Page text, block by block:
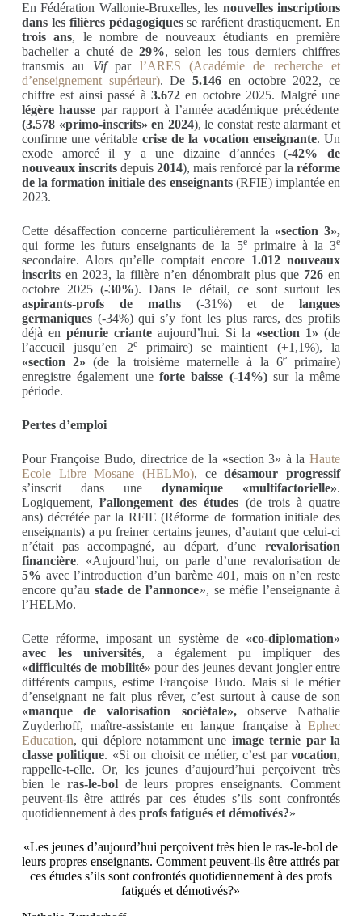
En Fédération Wallonie-Bruxelles, les nouvelles inscriptions
dans les filières pédagogiquesse raréfient drastiquement. En
trois ans, le nombre de nouveaux étudiants en première
bachelier a chuté de 29%, selon les tous derniers chiffres
transmis au Vifpar l’ARES (Académie de recherche et
d’enseignement supérieur). De5.146 en octobre 2022, ce
chiffre est ainsi passé à 3.672en octobre 2025. Malgré une
légère hausse par rapport à l’année académique précédente
(3.578 «primo-inscrits» en 2024), le constat reste alarmant et
confirme une véritable crise de la vocation enseignante. Un
exode amorcé il y a une dizaine d’années (-42% de
nouveaux inscrits depuis 2014), mais renforcé par laréforme
de la formation initiale des enseignants (RFIE) implantée en
2023.
Cette désaffection concerne particulièrement la «section 3»,
qui forme les futurs enseignants de la 5eprimaire à la 3e
secondaire. Alors qu’elle comptait encore 1.012 nouveaux
inscritsen 2023, la filière n’en dénombrait plus que 726en
octobre 2025 (-30%). Dans le détail, ce sont surtout les
aspirants-profs de maths(-31%) et delangues
germaniques (-34%) qui s’y font les plus rares, des profils
déjà en pénurie crianteaujourd’hui. Si la «section 1» (de
l’accueil jusqu’en 2eprimaire) se maintient (+1,1%), la
«section 2» (de la troisième maternelle à la 6eprimaire)
enregistre également uneforte baisse (-14%)sur la même
période.
Pertes d’emploi
Pour Françoise Budo, directrice de la «section 3» à laHaute
Ecole Libre Mosane (HELMo), cedésamour progressif
s’inscrit dans unedynamique «multifactorielle».
Logiquement,l’allongement des études (de trois à quatre
ans) décrétée par la RFIE (Réforme de formation initiale des
enseignants) a pu freiner certains jeunes, d’autant que celui-ci
n’était pas accompagné, au départ, d’unerevalorisation
financière. «Aujourd’hui, on parle d’une revalorisation de
5% avec l’introduction d’un barème 401, mais on n’en reste
encore qu’austade de l’annonce», se méfie l’enseignante à
l’HELMo.
Cette réforme, imposant un système de «co-diplomation»
avec les universités, a également pu impliquer des
«difficultés de mobilité»pour des jeunes devant jongler entre
différents campus, estime Françoise Budo. Mais si le métier
d’enseignant ne fait plus rêver, c’est surtout à cause de son
«manque de valorisation sociétale»,observe Nathalie
Zuyderhoff, maître-assistante en langue française àEphec
Education, qui déplore notamment une image ternie par la
classe politique. «Si on choisit ce métier, c’est parvocation,
rappelle-t-elle. Or, les jeunes d’aujourd’hui perçoivent très
bien le ras-le-bol de leurs propres enseignants. Comment
peuvent-ils être attirés par ces études s’ils sont confrontés
quotidiennement à des profs fatigués et démotivés?»
«Les jeunes d’aujourd’hui perçoivent très bien le ras-le-bol de
leurs propres enseignants. Comment peuvent-ils être attirés par
ces études s’ils sont confrontés quotidiennement à des profs
fatigués et démotivés?»